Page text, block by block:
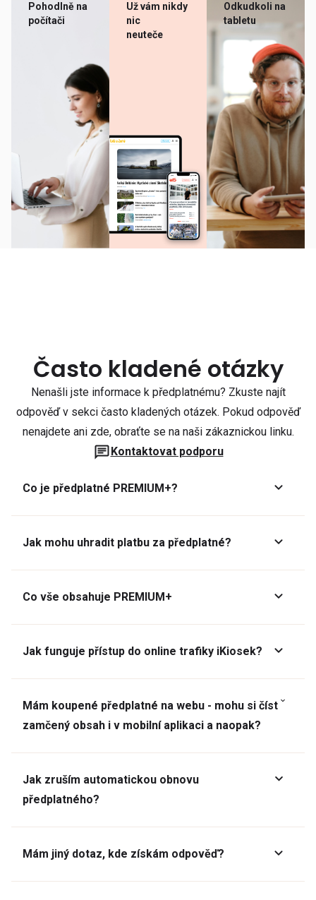
Pohodlně na
počítači
Už vám nikdy
nic
neuteče
Odkudkoli na
tabletu
Často kladené otázky
Nenašli jste informace k předplatnému? Zkuste najít
odpověď v sekci často kladených otázek. Pokud odpověď
nenajdete ani zde, obraťte se na naši zákaznickou linku.
Kontaktovat podporu
Co je předplatné PREMIUM+?
Jak mohu uhradit platbu za předplatné?
Co vše obsahuje PREMIUM+
Jak funguje přístup do online trafiky iKiosek?
Mám koupené předplatné na webu - mohu si číst
zamčený obsah i v mobilní aplikaci a naopak?
Jak zruším automatickou obnovu
předplatného?
Mám jiný dotaz, kde získám odpověď?